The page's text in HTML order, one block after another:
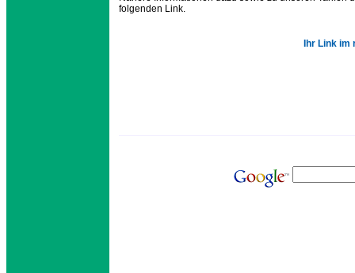
folgenden Link.
Ihr Link